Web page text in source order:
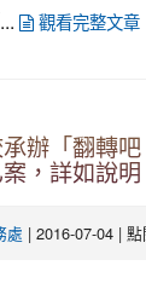
觀看完整文章
辦「翻轉
，詳如說明
處 | 2016-07-04 |